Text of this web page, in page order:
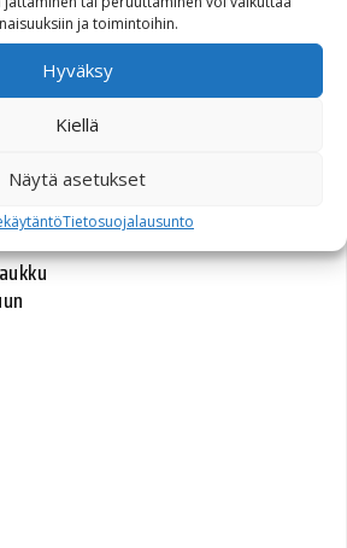
ja toimintoihin.
Hyväksy
Kiellä
Näytä asetukset
Tietosuojalausunto
09-16